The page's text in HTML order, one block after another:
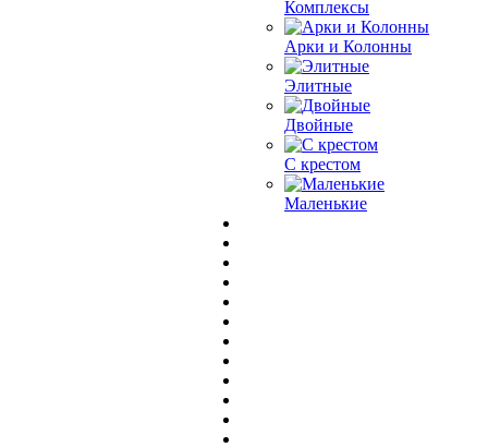
Комплексы
Арки и Колонны
Элитные
Двойные
С крестом
Маленькие